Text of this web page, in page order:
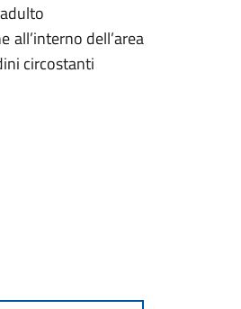
all’interno dell’area
circostanti